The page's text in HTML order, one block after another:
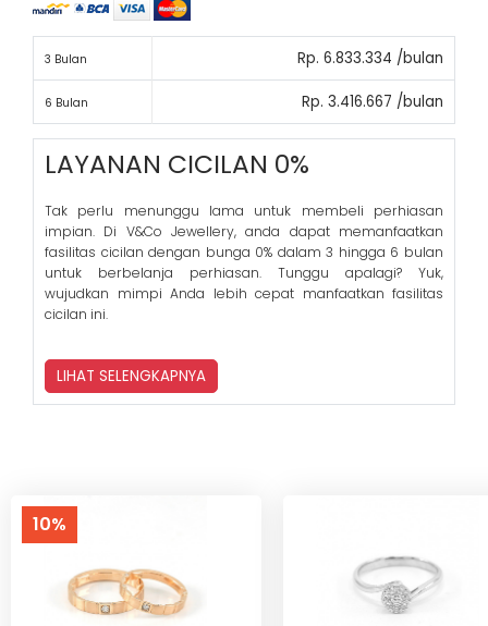
3 Bulan Rp. 6.833.334 /bulan
6 Bulan Rp. 3.416.667 /bulan
LAYANAN CICILAN 0%
Tak perlu menunggu lama untuk membeli perhiasan
impian. Di V&Co Jewellery, anda dapat memanfaatkan
fasilitas cicilan dengan bunga 0% dalam 3 hingga 6 bulan
untuk berbelanja perhiasan. Tunggu apalagi? Yuk,
wujudkan mimpi Anda lebih cepat manfaatkan fasilitas
cicilan ini.
LIHAT SELENGKAPNYA
10%